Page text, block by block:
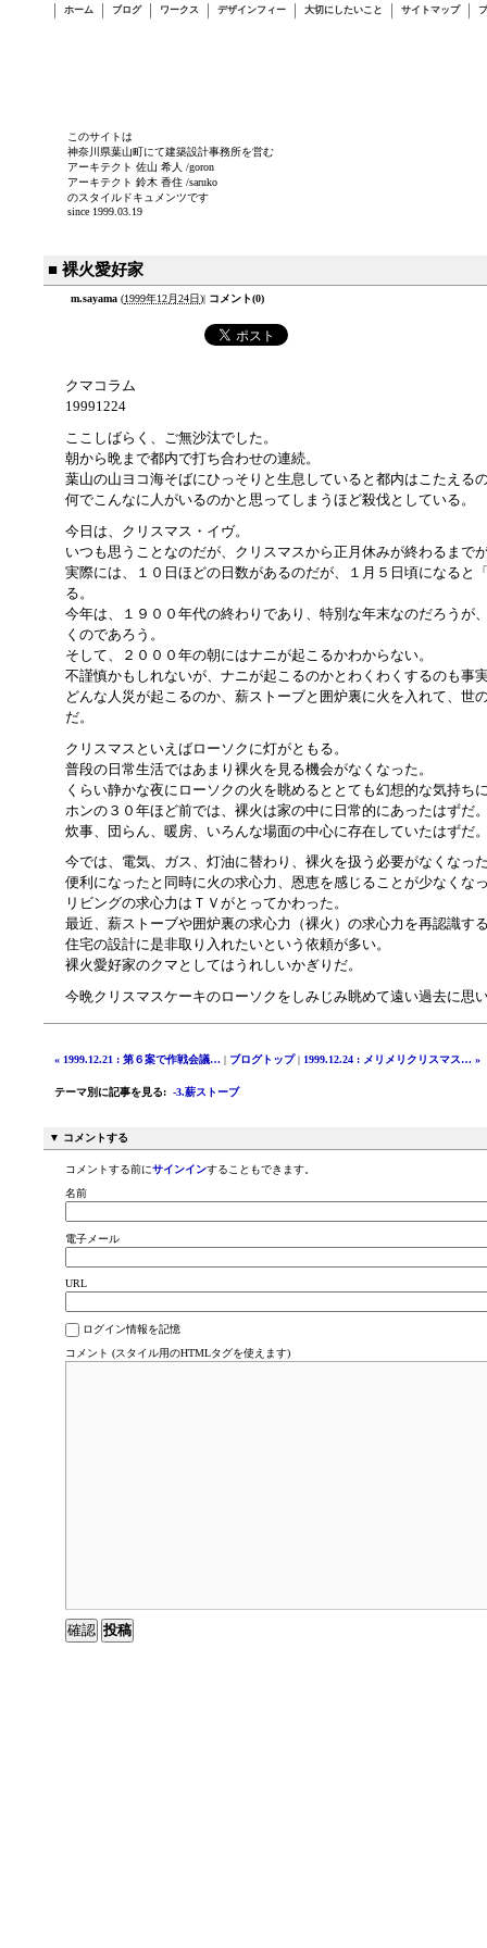
ホーム ブログ ワークス デザインフィー 大切にしたいこと サイトマップ
このサイトは
神奈川県葉山町にて建築設計事務所を営む
アーキテクト 佐山 希人 /goron
アーキテクト 鈴木 香住 /saruko
のスタイルドキュメンツです
since 1999.03.19
■ 裸火愛好家
m.sayama (1999年12月24日)| コメント(0)
クマコラム
19991224
ここしばらく、ご無沙汰でした。
朝から晩まで都内で打ち合わせの連続。
葉山の山ヨコ海そばにひっそりと生息していると都内はこたえる
何でこんなに人がいるのかと思ってしまうほど殺伐としている。
今日は、クリスマス・イヴ。
いつも思うことなのだが、クリスマスから正月休みが終わるまで
実際には、１０日ほどの日数があるのだが、１月５日頃になると
る。
今年は、１９００年代の終わりであり、特別な年末なのだろうが
くのであろう。
そして、２０００年の朝にはナニが起こるかわからない。
不謹慎かもしれないが、ナニが起こるのかとわくわくするのも事
どんな人災が起こるのか、薪ストーブと囲炉裏に火を入れて、世
だ。
クリスマスといえばローソクに灯がともる。
普段の日常生活ではあまり裸火を見る機会がなくなった。
くらい静かな夜にローソクの火を眺めるととても幻想的な気持ち
ホンの３０年ほど前では、裸火は家の中に日常的にあったはずだ
炊事、団らん、暖房、いろんな場面の中心に存在していたはずだ
今では、電気、ガス、灯油に替わり、裸火を扱う必要がなくなっ
便利になったと同時に火の求心力、恩恵を感じることが少なくな
リビングの求心力はＴＶがとってかわった。
最近、薪ストーブや囲炉裏の求心力（裸火）の求心力を再認識す
住宅の設計に是非取り入れたいという依頼が多い。
裸火愛好家のクマとしてはうれしいかぎりだ。
今晩クリスマスケーキのローソクをしみじみ眺めて遠い過去に思
« 1999.12.21 : 第６案で作戦会議… | ブログトップ| 1999.12.24 : メリメリクリスマス… »
テーマ別に記事を見る: -3.薪ストーブ
▼ コメントする
コメントする前にサインインすることもできます。
名前
電子メール
URL
ログイン情報を記憶
コメント (スタイル用のHTMLタグを使えます)